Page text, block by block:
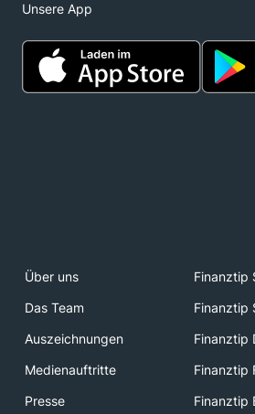
Unsere App
Über uns
Finanztip
Das Team
Finanztip
Auszeichnungen
Finanztip
Medienauftritte
Finanztip
Presse
Finanztip